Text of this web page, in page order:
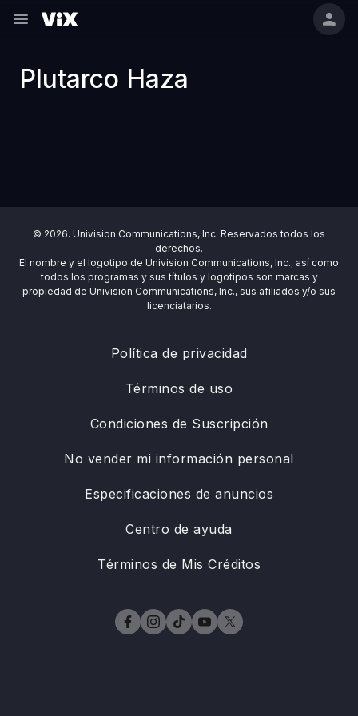
Plutarco Haza
© 2026. Univision Communications, Inc. Reservados todos los
derechos.
El nombre y el logotipo de Univision Communications, Inc., así como
todos los programas y sus títulos y logotipos son marcas y
propiedad de Univision Communications, Inc., sus afiliados y/o sus
licenciatarios.
Política de privacidad
Términos de uso
Condiciones de Suscripción
No vender mi información personal
Especificaciones de anuncios
Centro de ayuda
Términos de Mis Créditos